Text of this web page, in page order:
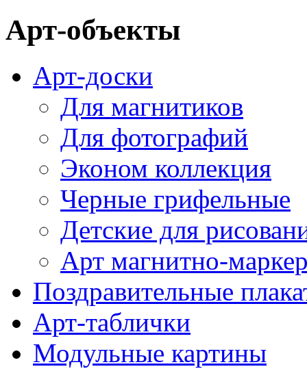
Арт-объекты
Арт-доски
Для магнитиков
Для фотографий
Эконом коллекция
Черные грифельные
Детские для
Арт магнитно-
Поздравительные
Арт-таблички
Модульные картины